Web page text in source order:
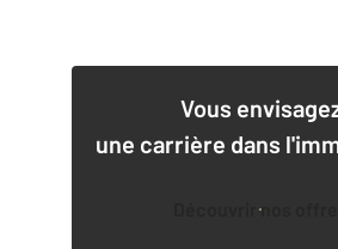
Vous
une carrière dans
Découvrir nos offres